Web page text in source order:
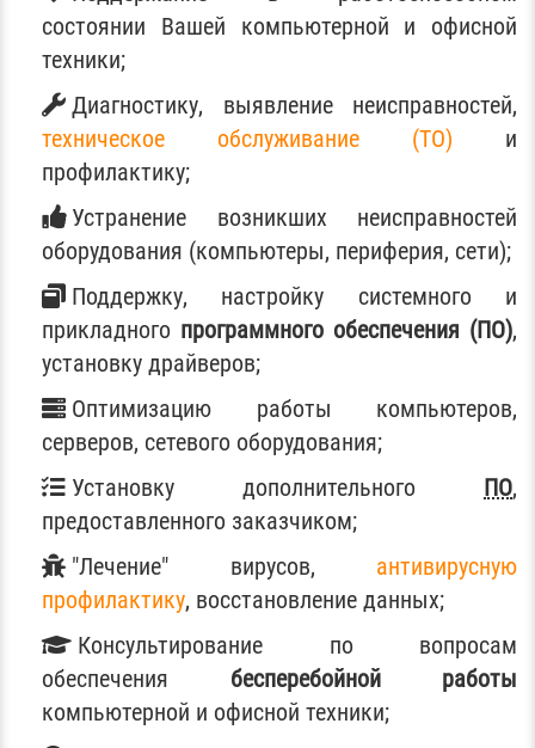
состоянии Вашей компьютерной и офисной
техники;
Диагностику, выявление неисправностей,
техническое обслуживание (ТО) и
профилактику;
Устранение возникших неисправностей
оборудования (компьютеры, периферия, сети);
Поддержку, настройку системного и
прикладного программного обеспечения (ПО),
установку драйверов;
Оптимизацию работы компьютеров,
серверов, сетевого оборудования;
Установку дополнительного ПО,
предоставленного заказчиком;
"Лечение" вирусов, антивирусную
профилактику, восстановление данных;
Консультирование по вопросам
обеспечения бесперебойной работы
компьютерной и офисной техники;